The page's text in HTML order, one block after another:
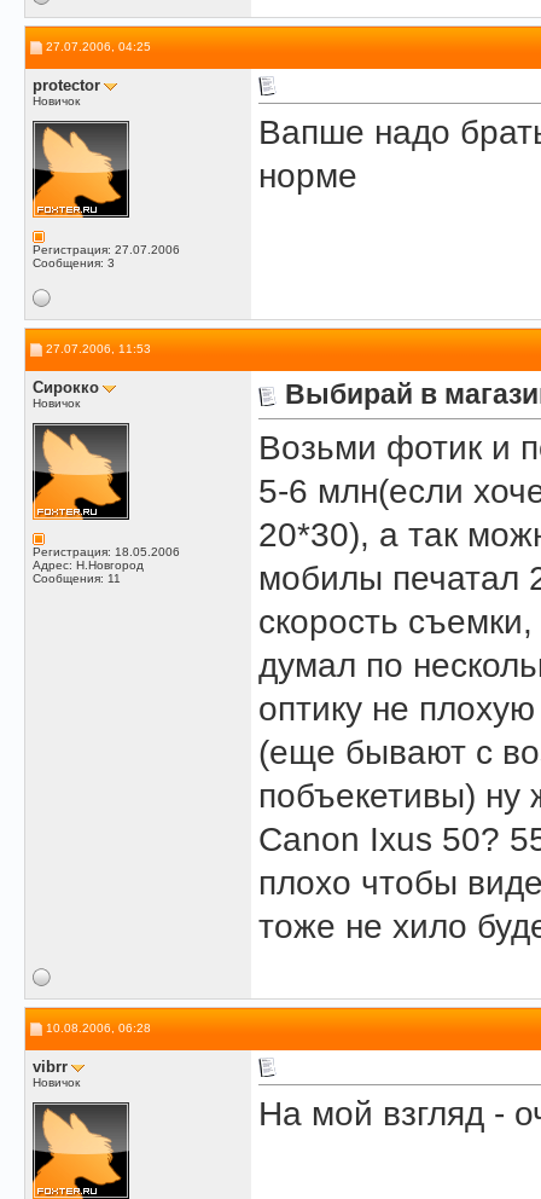
27.07.2006, 04:25
protector
Новичок
Регистрация: 27.07.2006
Сообщения: 3
Вапше надо
норме
27.07.2006, 11:53
Сирокко
Новичок
Регистрация: 18.05.2006
Адрес: Н.Новгород
Сообщения: 11
Выбирай в
Возьми фотик и
5-6 млн(если
20*30), а так
мобилы печатал
скорость
думал по
оптику не
(еще бывают с
побъекетивы) ну
Canon Ixus 50?
плохо чтобы
тоже не хило
10.08.2006, 06:28
vibrr
Новичок
На мой взгляд -